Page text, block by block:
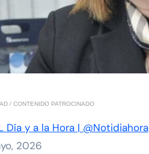
/ CONTENIDO PATROCINADO
Día y a la Hora | @Notidiahora
2026